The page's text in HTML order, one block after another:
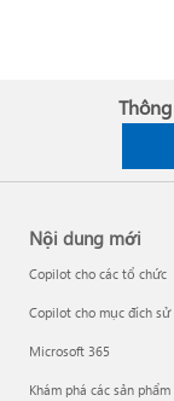
Nội dung mới
Copilot cho các tổ chức
Copilot cho mục đích
Microsoft 365
Khám phá các sản